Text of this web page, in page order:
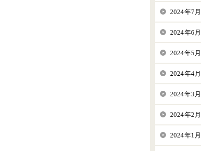
2024年7
2024年6
2024年5
2024年4
2024年3
2024年2
2024年1